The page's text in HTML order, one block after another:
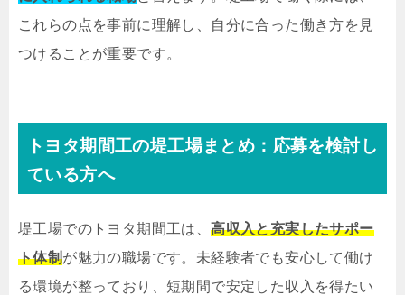
これらの点を事前に理解し、自分に合った働き方を見
つけることが重要です。
トヨタ期間工の堤工場まとめ：応募を検討し
ている方へ
堤工場でのトヨタ期間工は、高収入と充実したサポー
ト体制が魅力の職場です。未経験者でも安心して働け
る環境が整っており、短期間で安定した収入を得たい